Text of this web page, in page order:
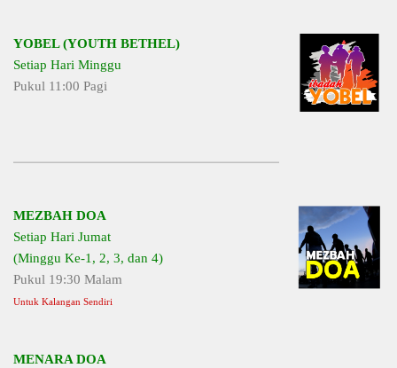
YOBEL (YOUTH BETHEL)
Setiap Hari Minggu
Pukul 11:00 Pagi
MEZBAH DOA
Setiap Hari Jumat
(Minggu Ke-1, 2, 3, dan 4)
Pukul 19:30 Malam
Untuk Kalangan Sendiri
MENARA DOA